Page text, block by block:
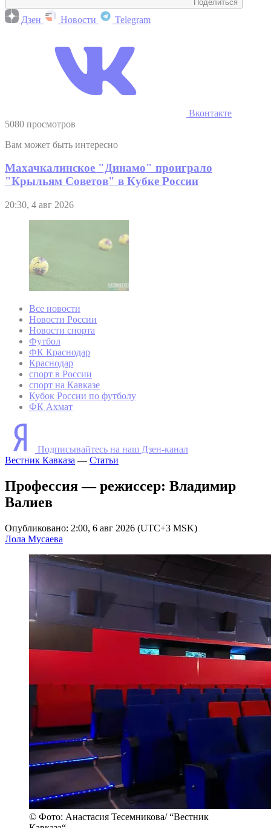
Поделиться
Дзен Новости Telegram
Вконтакте
5080 просмотров
Вам может быть интересно
Махачкалинское "Динамо" проиграло
"Крыльям Советов" в Кубке России
20:30, 4 авг 2026
Все новости
Новости России
Новости спорта
Футбол
ФК Краснодар
Краснодар
спорт в России
спорт на Кавказе
Кубок России по футболу
ФК Ахмат
Подписывайтесь на наш Дзен-канал
Вестник Кавказа — Статьи
Профессия — режиссер: Владимир
Валиев
Опубликовано: 2:00, 6 авг 2026 (UTC+3 MSK)
Лола Мусаева
© Фото: Анастасия Тесемникова/ “Вестник